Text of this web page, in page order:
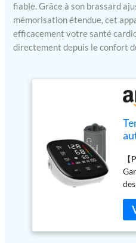
fiable. Grâce à son brassard
mémorisation étendue, cet
efficacement votre santé
directement depuis le confort